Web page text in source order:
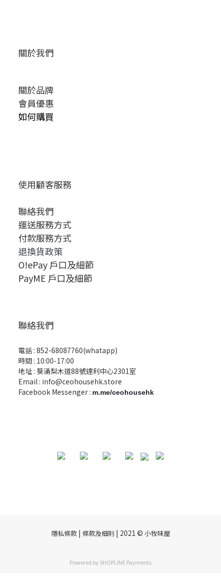
關於我們
關於品牌
會員優惠
如何購買
使用顧客服務
聯絡我們
運送服務方式
付款服務方式
退換貨政策
O!ePay 戶口及細節
PayME 戶口及細節
聯絡我們
電話 : 852-68087760(whatapp)
時間 : 10:00-17:00
地址 : 葵涌梨木道88號達利中心2301室
Email : info@ceohousehk.store
Facebook Messenger : m.me/ceohousehk
隱私條款| 條款及細則 | 2021 © 小牧味屋
Powered bySHOPLINE Payments